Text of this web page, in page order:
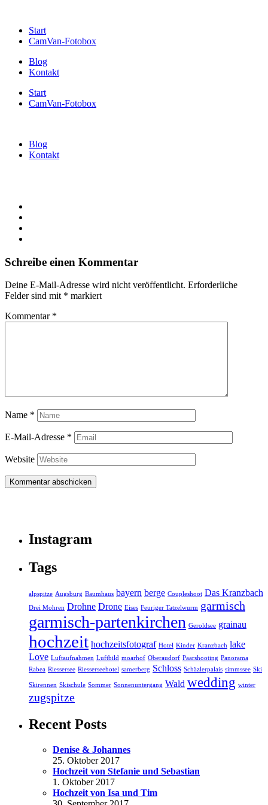
Start
CamVan-Fotobox
Blog
Kontakt
Start
CamVan-Fotobox
Blog
Kontakt
Schreibe einen Kommentar
Deine E-Mail-Adresse wird nicht veröffentlicht. Erforderliche
Felder sind mit * markiert
Kommentar *
Name *
E-Mail-Adresse *
Website
Instagram
Tags
alpspitze Augsburg Baumhaus bayern berge Coupleshoot Das Kranzbach
Drei Mohren Drohne Drone Eises Feuriger Tatzelwurm garmisch
garmisch-partenkirchen Geroldsee grainau
hochzeit hochzeitsfotograf Hotel Kinder Kranzbach lake
Love Luftaufnahmen Luftbild moarhof Oberaudorf Paarshooting Panorama
Rabea Riessersee Riesserseehotel samerberg Schloss Schäzlerpalais simmssee Ski
Skirennen Skischule Sommer Sonnenuntergang Wald wedding winter
zugspitze
Recent Posts
Denise & Johannes
25. Oktober 2017
Hochzeit von Stefanie und Sebastian
1. Oktober 2017
Hochzeit von Isa und Tim